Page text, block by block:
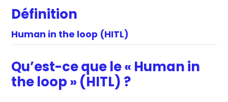
Définition
Human in the loop (HITL)
Qu’est-ce que le « Human in
the loop » (HITL) ?